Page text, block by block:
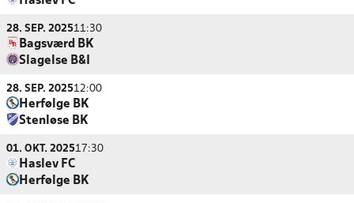
28. SEP. 202511:30
Bagsværd BK
Slagelse B&I
28. SEP. 202512:00
Herfølge BK
Stenløse BK
01. OKT. 202517:30
Haslev FC
Herfølge BK